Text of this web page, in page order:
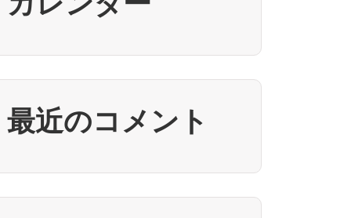
最近のコメント